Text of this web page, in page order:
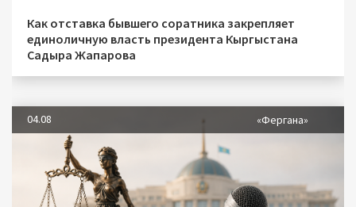
Как отставка бывшего соратника закрепляет
единоличную власть президента Кыргыстана
Садыра Жапарова
04.08 «Фергана»